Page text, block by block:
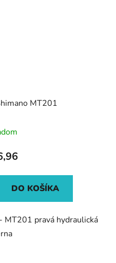
MT201
DO KOŠÍKA
MT201 pravá hydraulická